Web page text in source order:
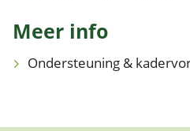
Meer info
Ondersteuning &